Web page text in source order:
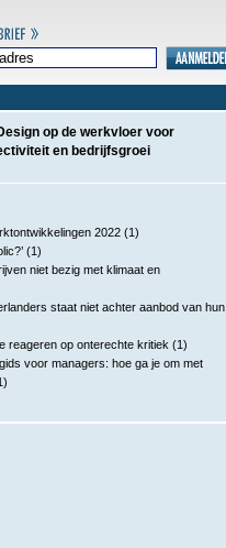
op de werkvloer voor
en bedrijfsgroei
2022 (1)
(1)
niet bezig met klimaat en
staat niet achter aanbod van hun
reageren op onterechte kritiek (1)
voor managers: hoe ga je om met